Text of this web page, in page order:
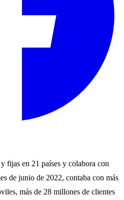
fijas en 21 países y colabora con
de junio de 2022, contaba con más
más de 28 millones de clientes